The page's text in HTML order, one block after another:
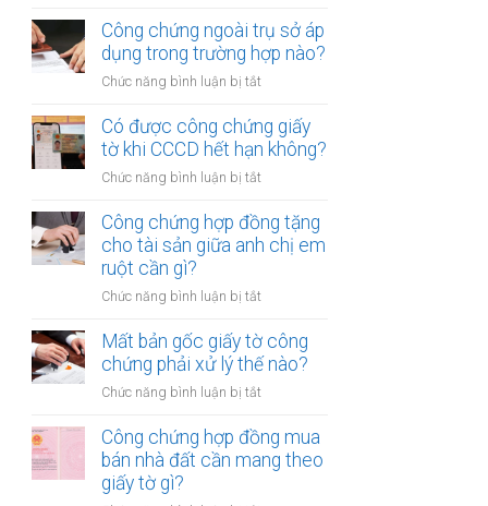
nhiều
người
không?
chứng
hợp
đồng
mua
xe
máy
lưu
ý
Công chứng ngoài trụ sở áp
dụng trong trường hợp nào?
Chức năng bình luận bị tắt
chứng
ngoài
sở
dụng
trong
Có được công chứng giấy
tờ khi CCCD hết hạn không?
Chức năng bình luận bị tắt
được
công
chứng
tờ
CCCD
hết
Công chứng hợp đồng tặng
cho tài sản giữa anh chị em
ruột cần gì?
Chức năng bình luận bị tắt
chứng
hợp
tặng
tài
sản
Mất bản gốc giấy tờ công
chứng phải xử lý thế nào?
Chức năng bình luận bị tắt
bản
gốc
giấy
Công chứng hợp đồng mua
bán nhà đất cần mang theo
giấy tờ gì?